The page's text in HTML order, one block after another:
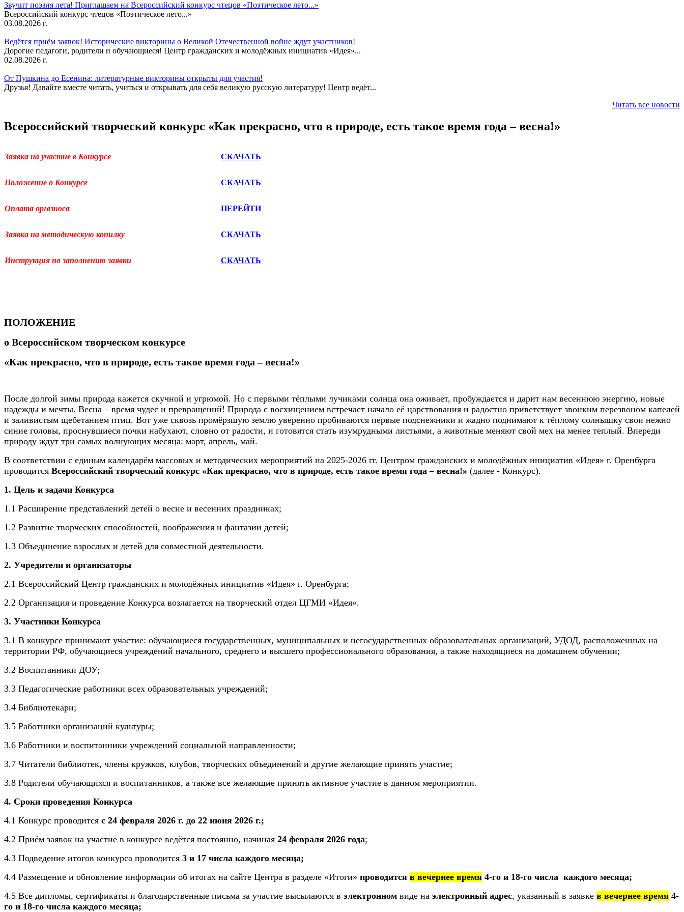
Звучит поэзия лета! Приглашаем на Всероссийский конкурс чтецов «Поэтическое лето...»
Всероссийский конкурс чтецов «Поэтическое лето...»
03.08.2026 г.
Ведётся приём заявок! Исторические викторины о Великой Отечественной войне ждут участников!
Дорогие педагоги, родители и обучающиеся! Центр гражданских и молодёжных инициатив «Идея»...
02.08.2026 г.
От Пушкина до Есенина: литературные викторины открыты для участия!
Друзья! Давайте вместе читать, учиться и открывать для себя великую русскую литературу! Центр ведёт...
Читать все новости
Всероссийский творческий конкурс «Как прекрасно, что в природе, есть такое время года – весна!»
Заявка на участие в Конкурсе СКАЧАТЬ
Положение о Конкурсе СКАЧАТЬ
Оплата оргвзноса ПЕРЕЙТИ
Заявка на методическую копилку СКАЧАТЬ
Инструкция по заполнению заявки СКАЧАТЬ
ПОЛОЖЕНИЕ
о Всероссийском творческом конкурсе
«Как прекрасно, что в природе, есть такое время года – весна!»
После долгой зимы природа кажется скучной и угрюмой. Но с первыми тёплыми лучиками солнца она оживает, пробуждается и дарит нам весеннюю энергию, новые
надежды и мечты. Весна – время чудес и превращений! Природа с восхищением встречает начало её царствования и радостно приветствует звонким перезвоном капелей
и заливистым щебетанием птиц. Вот уже сквозь промёрзшую землю уверенно пробиваются первые подснежники и жадно поднимают к тёплому солнышку свои нежно
синие головы, проснувшиеся почки набухают, словно от радости, и готовятся стать изумрудными листьями, а животные меняют свой мех на менее теплый. Впереди
природу ждут три самых волнующих месяца: март, апрель, май.
В соответствии с единым календарём массовых и методических мероприятий на 2025-2026 гг. Центром гражданских и молодёжных инициатив «Идея» г. Оренбурга
проводится Всероссийский творческий конкурс «Как прекрасно, что в природе, есть такое время года – весна!» (далее - Конкурс).
1. Цель и задачи Конкурса
1.1 Расширение представлений детей о весне и весенних праздниках;
1.2 Развитие творческих способностей, воображения и фантазии детей;
1.3 Объединение взрослых и детей для совместной деятельности.
2. Учредители и организаторы
2.1 Всероссийский Центр гражданских и молодёжных инициатив «Идея» г. Оренбурга;
2.2 Организация и проведение Конкурса возлагается на творческий отдел ЦГМИ «Идея».
3. Участники Конкурса
3.1 В конкурсе принимают участие: обучающиеся государственных, муниципальных и негосударственных образовательных организаций, УДОД, расположенных на
территории РФ, обучающиеся учреждений начального, среднего и высшего профессионального образования, а также находящиеся на домашнем обучении;
3.2 Воспитанники ДОУ;
3.3 Педагогические работники всех образовательных учреждений;
3.4 Библиотекари;
3.5 Работники организаций культуры;
3.6 Работники и воспитанники учреждений социальной направленности;
3.7 Читатели библиотек, члены кружков, клубов, творческих объединений и другие желающие принять участие;
3.8 Родители обучающихся и воспитанников, а также все желающие принять активное участие в данном мероприятии.
4. Сроки проведения Конкурса
4.1 Конкурс проводится с 24 февраля 2026 г. до 22 июня 2026 г.;
4.2 Приём заявок на участие в конкурсе ведётся постоянно, начиная 24 февраля 2026 года;
4.3 Подведение итогов конкурса проводится 3 и 17 числа каждого месяца;
4.4 Размещение и обновление информации об итогах на сайте Центра в разделе «Итоги» проводится в вечернее время 4-го и 18-го числа каждого месяца;
4.5 Все дипломы, сертификаты и благодарственные письма за участие высылаются в электронном виде на электронный адрес, указанный в заявке в вечернее время 4-
го и 18-го числа каждого месяца;